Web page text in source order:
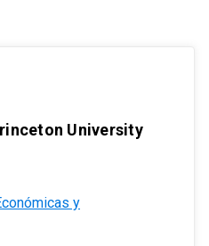
University
y